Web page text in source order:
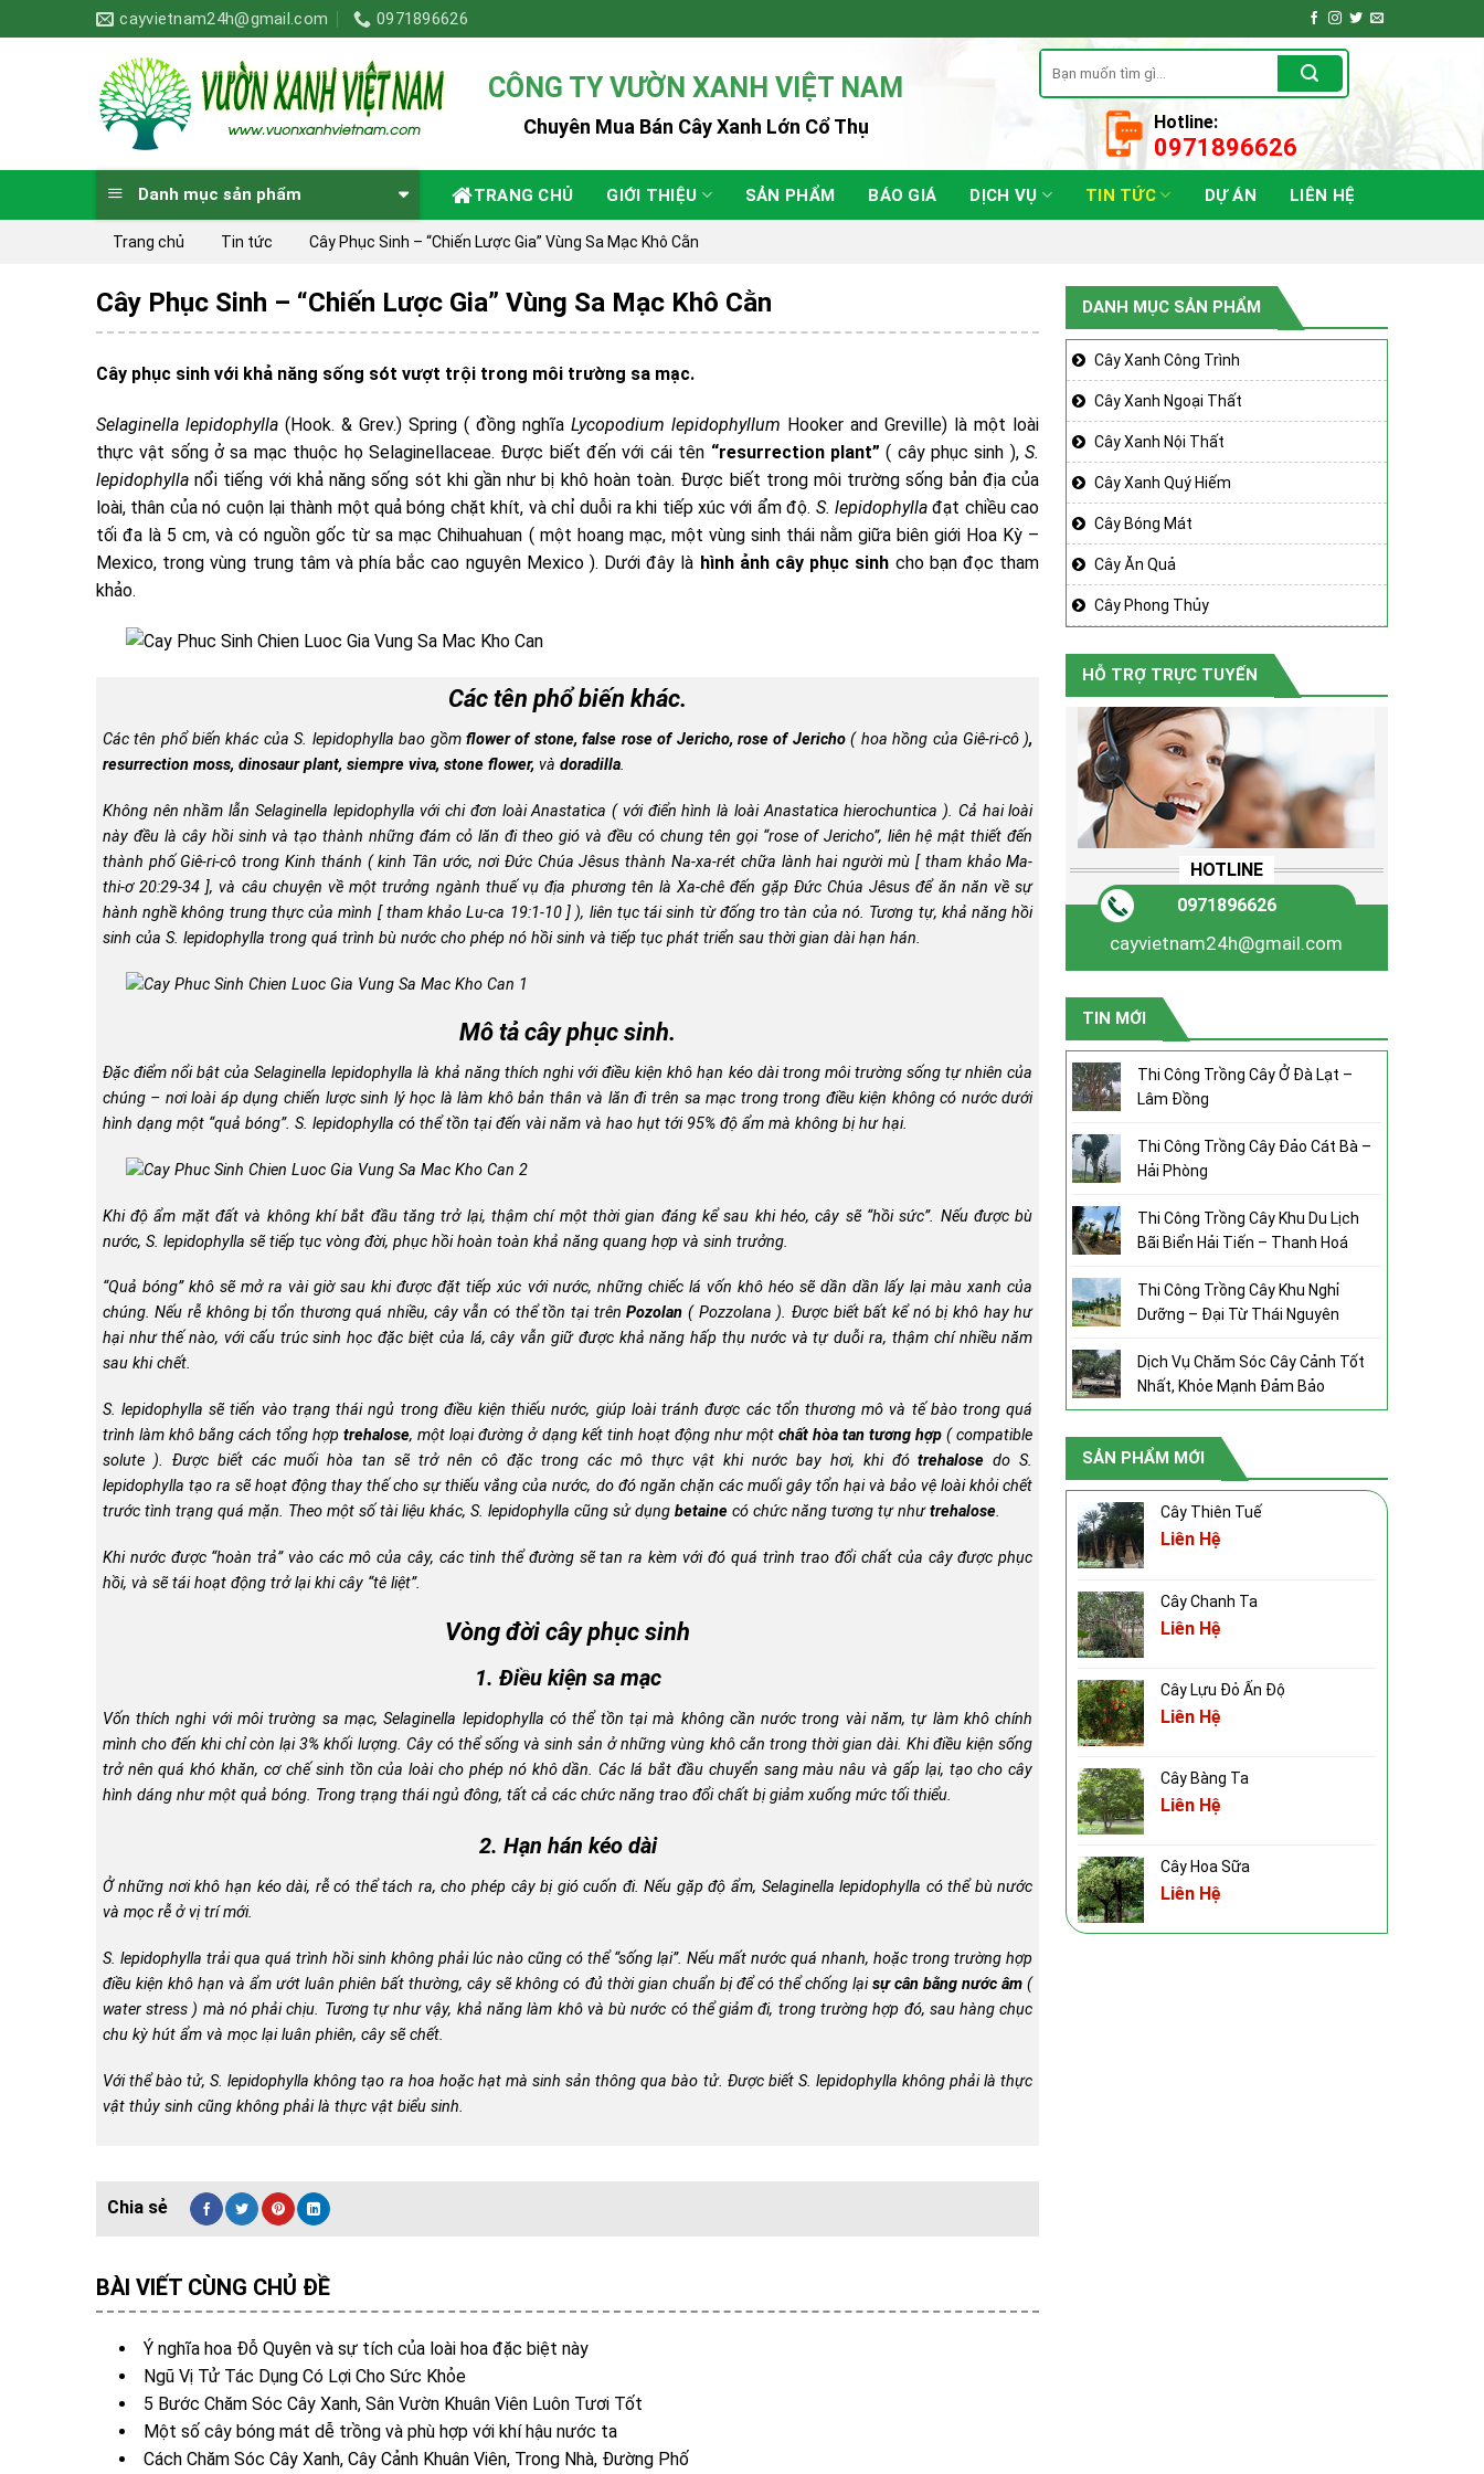
to
cayvietnam24h@gmail.com 0971896626
CÔNG TY VƯỜN XANH VIỆT NAM
Chuyên Mua Bán Cây Xanh Lớn Cổ Thụ
kiếm:
Hotline:
0971896626
Danh mục sản phẩm TRANG CHỦ GIỚI THIỆU SẢN PHẨM BÁO GIÁ DỊCH VỤ TIN TỨC DỰ ÁN LIÊN HỆ
Trang chủ Tin tức Cây Phục Sinh – “Chiến Lược Gia” Vùng Sa Mạc Khô Cằn
Cây Phục Sinh – “Chiến Lược Gia” Vùng Sa Mạc Khô Cằn
Cây phục sinh với khả năng sống sót vượt trội trong môi trường sa mạc.
Selaginella lepidophylla (Hook. & Grev.) Spring ( đồng nghĩaLycopodium lepidophyllum Hooker and Greville) là một loài
thực vật sống ở sa mạc thuộc họ Selaginellaceae. Được biết đến với cái tên “resurrection plant” ( cây phục sinh ),S.
lepidophylla nổi tiếng với khả năng sống sót khi gần như bị khô hoàn toàn. Được biết trong môi trường sống bản địa của
loài, thân của nó cuộn lại thành một quả bóng chặt khít, và chỉ duỗi ra khi tiếp xúc với ẩm độ. S. lepidophyllađạt chiều cao
tối đa là 5 cm, và có nguồn gốc từ sa mạc Chihuahuan ( một hoang mạc, một vùng sinh thái nằm ​​giữa biên giới Hoa Kỳ –
Mexico, trong vùng trung tâm và phía bắc cao nguyên Mexico ). Dưới đây là hình ảnh cây phục sinh cho bạn đọc tham
khảo.
Các tên phổ biến khác.
Các tên phổ biến khác củaS. lepidophylla bao gồmflower of stone, false rose of Jericho, rose of Jericho( hoa hồng của Giê-ri-cô ),
resurrection moss, dinosaur plant, siempre viva, stone flower, và doradilla.
Không nên nhầm lẫn Selaginella lepidophylla với chi đơn loàiAnastatica ( với điển hình là loàiAnastatica hierochuntica ). Cả hai loài
này đều là cây hồi sinh và tạo thành những đám cỏ lăn đi theo gió và đều có chung tên gọi “rose of Jericho”, liên hệ mật thiết đến
thành phố Giê-ri-cô trong Kinh thánh ( kinh Tân ước, nơi Đức Chúa Jêsus thành Na-xa-rét chữa lành hai người mù [ tham khảoMa-
thi-ơ 20:29-34], và câu chuyện về một trưởng ngành thuế vụ địa phương tên là Xa-chê đến gặp Đức Chúa Jêsus để ăn năn về sự
hành nghề không trung thực của mình [ tham khảoLu-ca 19:1-10] ), liên tục tái sinh từ đống tro tàn của nó. Tương tự, khả năng hồi
sinh của S. lepidophylla trong quá trình bù nước cho phép nó hồi sinh và tiếp tục phát triển sau thời gian dài hạn hán.
Mô tả cây phục sinh.
Đặc điểm nổi bật củaSelaginella lepidophylla là khả năng thích nghi với điều kiện khô hạn kéo dài trong môi trường sống tự nhiên của
chúng – nơi loài áp dụng chiến lược sinh lý học là làm khô bản thân và lăn đi trên sa mạc trong trong điều kiện không có nước dưới
hình dạng một “quả bóng”. S. lepidophylla có thể tồn tại đến vài năm và hao hụt tới 95% độ ẩm mà không bị hư hại.
Khi độ ẩm mặt đất và không khí bắt đầu tăng trở lại, thậm chí một thời gian đáng kể sau khi héo, cây sẽ “hồi sức”. Nếu được bù
nước, S. lepidophylla sẽ tiếp tục vòng đời, phục hồi hoàn toàn khả năng quang hợp và sinh trưởng.
“Quả bóng” khô sẽ mở ra vài giờ sau khi được đặt tiếp xúc với nước, những chiếc lá vốn khô héo sẽ dần dần lấy lại màu xanh của
chúng. Nếu rễ không bị tổn thương quá nhiều, cây vẫn có thể tồn tại trên Pozolan ( Pozzolana ). Được biết bất kể nó bị khô hay hư
hại như thế nào, với cấu trúc sinh học đặc biệt của lá, cây vẫn giữ được khả năng hấp thụ nước và tự duỗi ra, thậm chí nhiều năm
sau khi chết.
S. lepidophylla sẽ tiến vào trạng thái ngủ trong điều kiện thiếu nước, giúp loài tránh được các tổn thương mô và tế bào trong quá
trình làm khô bằng cách tổng hợptrehalose, một loại đường ở dạng kết tinh hoạt động như mộtchất hòa tan tương hợp (compatible
solute ). Được biết các muối hòa tan sẽ trở nên cô đặc trong các mô thực vật khi nước bay hơi, khi đótrehalosedoS.
lepidophylla tạo ra sẽ hoạt động thay thế cho sự thiếu vắng của nước, do đó ngăn chặn các muối gây tổn hại và bảo vệ loài khỏi chết
trước tình trạng quá mặn. Theo một số tài liệu khác, S. lepidophylla cũng sử dụng betainecó chức năng tương tự nhưtrehalose.
Khi nước được “hoàn trả” vào các mô của cây, các tinh thể đường sẽ tan ra kèm với đó quá trình trao đổi chất của cây được phục
hồi, và sẽ tái hoạt động trở lại khi cây “tê liệt”.
Vòng đời cây phục sinh
1. Điều kiện sa mạc
Vốn thích nghi với môi trường sa mạc,Selaginella lepidophylla có thể tồn tại mà không cần nước trong vài năm, tự làm khô chính
mình cho đến khi chỉ còn lại 3% khối lượng. Cây có thể sống và sinh sản ở những vùng khô cằn trong thời gian dài. Khi điều kiện sống
trở nên quá khó khăn, cơ chế sinh tồn của loài cho phép nó khô dần. Các lá bắt đầu chuyển sang màu nâu và gấp lại, tạo cho cây
hình dáng như một quả bóng. Trong trạng thái ngủ đông, tất cả các chức năng trao đổi chất bị giảm xuống mức tối thiểu.
2. Hạn hán kéo dài
Ở những nơi khô hạn kéo dài, rễ có thể tách ra, cho phép cây bị gió cuốn đi. Nếu gặp độ ẩm, Selaginella lepidophylla có thể bù nước
và mọc rễ ở vị trí mới.
S. lepidophylla trải qua quá trình hồi sinh không phải lúc nào cũng có thể “sống lại”. Nếu mất nước quá nhanh, hoặc trong trường hợp
điều kiện khô hạn và ẩm ướt luân phiên bất thường, cây sẽ không có đủ thời gian chuẩn bị để có thể chống lạisự cân bằng nước âm (
water stress ) mà nó phải chịu. Tương tự như vậy, khả năng làm khô và bù nước có thể giảm đi, trong trường hợp đó, sau hàng chục
chu kỳ hút ẩm và mọc lại luân phiên, cây sẽ chết.
Với thể bào tử,S. lepidophylla không tạo ra hoa hoặc hạt mà sinh sản thông qua bào tử. Được biết S. lepidophylla không phải là thực
vật thủy sinh cũng không phải là thực vật biểu sinh.
BÀI VIẾT CÙNG CHỦ ĐỀ
Ý nghĩa hoa Đỗ Quyên và sự tích của loài hoa đặc biệt này
Ngũ Vị Tử Tác Dụng Có Lợi Cho Sức Khỏe
5 Bước Chăm Sóc Cây Xanh, Sân Vườn Khuân Viên Luôn Tươi Tốt
Một số cây bóng mát dễ trồng và phù hợp với khí hậu nước ta
Cách Chăm Sóc Cây Xanh, Cây Cảnh Khuân Viên, Trong Nhà, Đường Phố
DANH MỤC SẢN PHẨM
Cây Xanh Công Trình
Cây Xanh Ngoại Thất
Cây Xanh Nội Thất
Cây Xanh Quý Hiếm
Cây Bóng Mát
Cây Ăn Quả
Cây Phong Thủy
HỖ TRỢ TRỰC TUYẾN
HOTLINE
0971896626
cayvietnam24h@gmail.com
TIN MỚI
Thi Công Trồng Cây Ở Đà Lạt –
Lâm Đồng
Thi Công Trồng Cây Đảo Cát Bà –
Hải Phòng
Thi Công Trồng Cây Khu Du Lịch
Bãi Biển Hải Tiến – Thanh Hoá
Thi Công Trồng Cây Khu Nghỉ
Dưỡng – Đại Từ Thái Nguyên
Dịch Vụ Chăm Sóc Cây Cảnh Tốt
Nhất, Khỏe Mạnh Đảm Bảo
SẢN PHẨM MỚI
Cây Thiên Tuế
Liên Hệ
Cây Chanh Ta
Liên Hệ
Cây Lựu Đỏ Ấn Độ
Liên Hệ
Cây Bàng Ta
Liên Hệ
Cây Hoa Sữa
Liên Hệ